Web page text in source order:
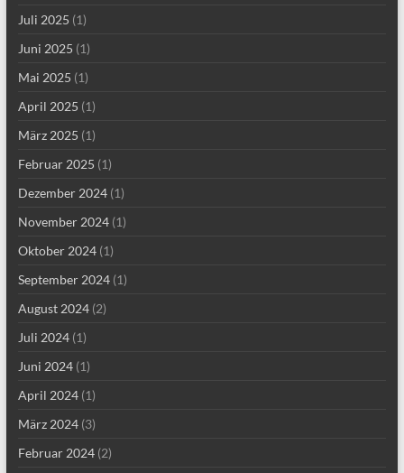
Juli 2025 (1)
Juni 2025 (1)
Mai 2025 (1)
April 2025 (1)
März 2025 (1)
Februar 2025 (1)
Dezember 2024(1)
November 2024(1)
Oktober 2024(1)
September 2024(1)
August 2024(2)
Juli 2024(1)
Juni 2024(1)
April 2024(1)
März 2024(3)
Februar 2024(2)